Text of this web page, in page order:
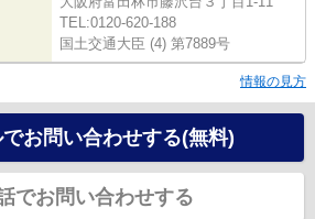
TEL:0120-620-188
国土交通大臣 (4) 第7889号
情報の見方
お問い合わせする(無料)
でお問い合わせする